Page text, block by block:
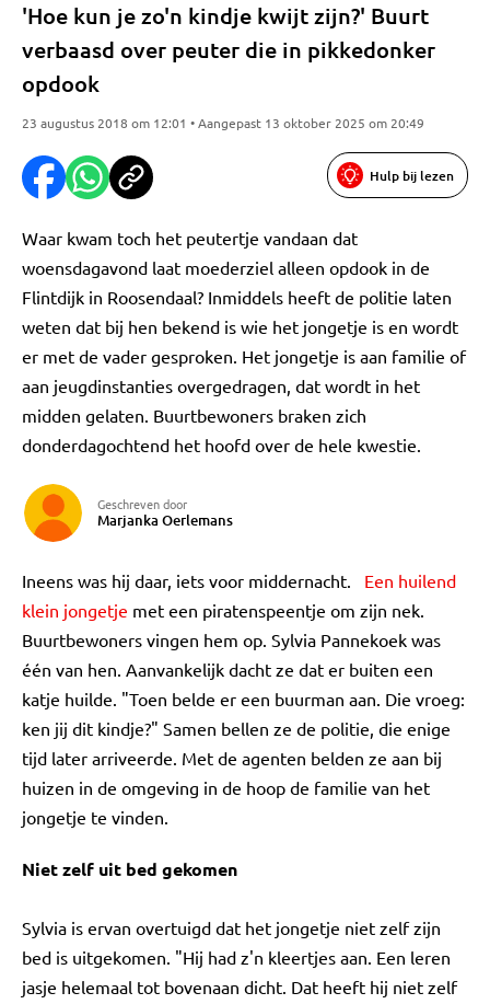
'Hoe kun je zo'n kindje kwijt zijn?' Buurt
verbaasd over peuter die in pikkedonker
opdook
23 augustus 2018 om 12:01 • Aangepast 13 oktober 2025 om 20:49
Hulp bij lezen
Waar kwam toch het peutertje vandaan dat
woensdagavond laat moederziel alleen opdook in de
Flintdijk in Roosendaal? Inmiddels heeft de politie laten
weten dat bij hen bekend is wie het jongetje is en wordt
er met de vader gesproken. Het jongetje is aan familie of
aan jeugdinstanties overgedragen, dat wordt in het
midden gelaten. Buurtbewoners braken zich
donderdagochtend het hoofd over de hele kwestie.
Geschreven door
Marjanka Oerlemans
Ineens was hij daar, iets voor middernacht.
Een huilend
klein jongetje met een piratenspeentje om zijn nek.
Buurtbewoners vingen hem op. Sylvia Pannekoek was
één van hen. Aanvankelijk dacht ze dat er buiten een
katje huilde. "Toen belde er een buurman aan. Die vroeg:
ken jij dit kindje?" Samen bellen ze de politie, die enige
tijd later arriveerde. Met de agenten belden ze aan bij
huizen in de omgeving in de hoop de familie van het
jongetje te vinden.
Niet zelf uit bed gekomen
Sylvia is ervan overtuigd dat het jongetje niet zelf zijn
bed is uitgekomen. "Hij had z'n kleertjes aan. Een leren
jasje helemaal tot bovenaan dicht. Dat heeft hij niet zelf